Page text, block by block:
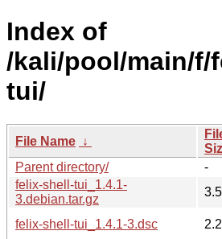
Index of
/kali/pool/main/f/
tui/
File Name ↓
Parent directory/
-
felix-shell-tui_1.4.1-
3.debian.tar.gz
felix-shell-tui_1.4.1-3.dsc